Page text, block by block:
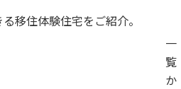
る移住体験住宅をご紹介。
一
覧
か